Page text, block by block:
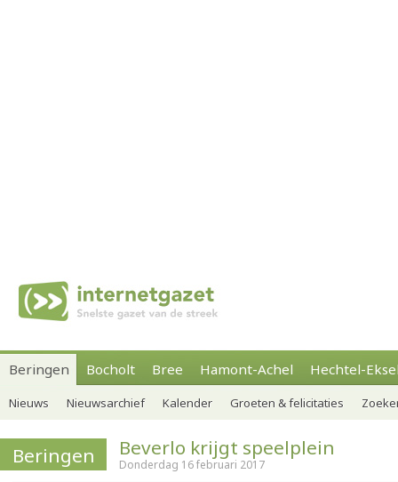
Beringen Bocholt Bree Hamont-Achel Hechtel-
Nieuws Nieuwsarchief Kalender Groeten & felicitaties
Beringen Beverlo krijgt speelplein
Donderdag 16 februari 2017